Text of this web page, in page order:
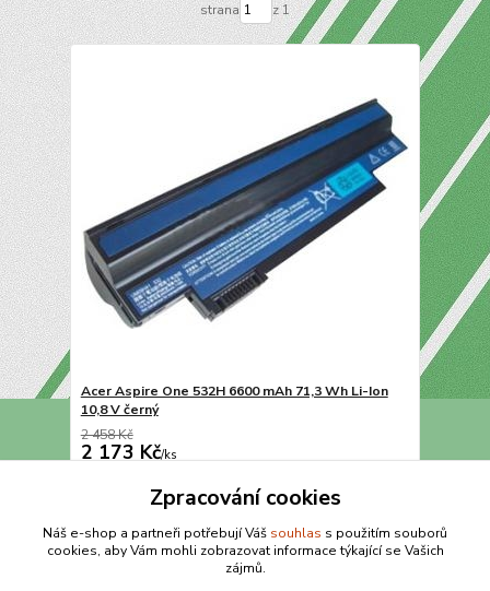
strana z 1
Acer Aspire One 532H 6600 mAh 71,3 Wh Li-Ion
10,8 V černý
2 458 Kč
2 173 Kč/ks
Přidat do košíku
strana z 1
Zpracování cookies
Náš e-shop a partneři potřebují Váš souhlas s použitím souborů
cookies, aby Vám mohli zobrazovat informace týkající se Vašich
zájmů.